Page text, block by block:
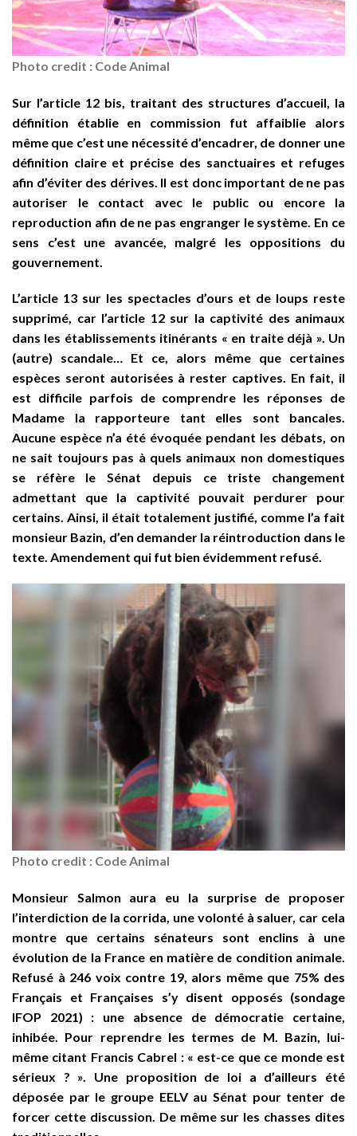
Photo credit : Code Animal
Sur l’article 12 bis, traitant des structures d’accueil, la
définition établie en commission fut affaiblie alors
même que c’est une nécessité d’encadrer, de donner une
définition claire et précise des sanctuaires et refuges
afin d’éviter des dérives. Il est donc important de ne pas
autoriser le contact avec le public ou encore la
reproduction afin de ne pas engranger le système. En ce
sens c’est une avancée, malgré les oppositions du
gouvernement.
L’article 13 sur les spectacles d’ours et de loups reste
supprimé, car l’article 12 sur la captivité des animaux
dans les établissements itinérants « en traite déjà ». Un
(autre) scandale… Et ce, alors même que certaines
espèces seront autorisées à rester captives. En fait, il
est difficile parfois de comprendre les réponses de
Madame la rapporteure tant elles sont bancales.
Aucune espèce n’a été évoquée pendant les débats, on
ne sait toujours pas à quels animaux non domestiques
se réfère le Sénat depuis ce triste changement
admettant que la captivité pouvait perdurer pour
certains. Ainsi, il était totalement justifié, comme l’a fait
monsieur Bazin, d’en demander la réintroduction dans le
texte. Amendement qui fut bien évidemment refusé.
Photo credit : Code Animal
Monsieur Salmon aura eu la surprise de proposer
l’interdiction de la corrida, une volonté à saluer, car cela
montre que certains sénateurs sont enclins à une
évolution de la France en matière de condition animale.
Refusé à 246 voix contre 19, alors même que 75% des
Français et Françaises s’y disent opposés (sondage
IFOP 2021) : une absence de démocratie certaine,
inhibée. Pour reprendre les termes de M. Bazin, lui-
même citant Francis Cabrel : « est-ce que ce monde est
sérieux ? ». Une proposition de loi a d’ailleurs été
déposée par le groupe EELV au Sénat pour tenter de
forcer cette discussion. De même sur les chasses dites